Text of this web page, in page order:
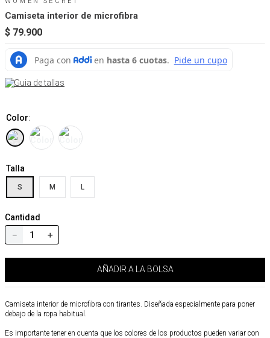
Camiseta interior de microfibra
$ 79.900
Guia de tallas
Color:
Talla
S M L
Cantidad
＋
－
AÑADIR A LA BOLSA
Camiseta interior de microfibra con tirantes. Diseñada especialmente para poner
debajo de la ropa habitual.
Es importante tener en cuenta que los colores de los productos pueden variar con